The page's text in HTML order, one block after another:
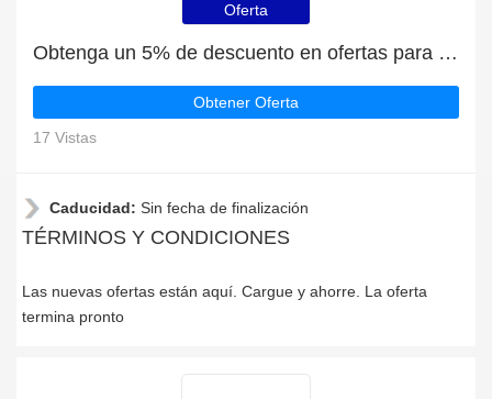
Oferta
Obtenga un 5% de descuento en ofertas para estudiantes
Obtener Oferta
17 Vistas
Caducidad: Sin fecha de finalización
TÉRMINOS Y CONDICIONES
Las nuevas ofertas están aquí. Cargue y ahorre. La oferta
termina pronto